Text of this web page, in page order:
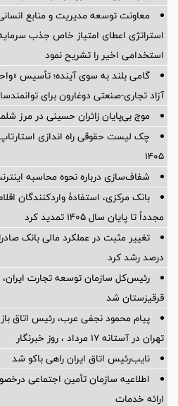
معاونت توسعه مدیریت و منابع
استراتژی اعطای امتیاز خاص جذب
استخدامی اخیر را تشریح نمود
گامی بلند به سوی آینده؛ تأسیس
آزاد تجاری-صنعتی دوغارون برای
موج بی‌پایان زائران حسینی در مرز
چک لیست حقوقی راه اندازی
۱۴۰۵
شفاف‌سازی درباره نحوه محاسبه
بانک مرکزی، استفادۀ واردکنندگان
مجدداً تا پایان سال ۱۴۰۵ تمدید کرد
درصد رشد کرد
رئیس‌کل سازمان توسعه تجارت ایران،
قرقیزستان شد
پیام محمود نجفی عرب، رئیس اتاق
تهران در آستانه 17 مرداد ، روز خبرنگار
نایب‌رئیس اتاق ایران راهی باکو شد
اطلاعیه سازمان تأمین اجتماعی
ارائه خدمات